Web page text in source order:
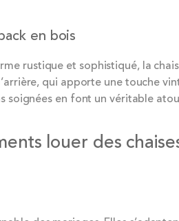
en bois
rustique et sophistiqué, la
qui apporte une touche
soignées en font un véritable
louer des